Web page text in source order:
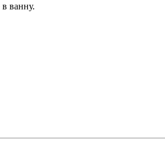
ванну.